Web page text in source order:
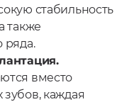
стабильность
также
ряда.
вместо
каждая